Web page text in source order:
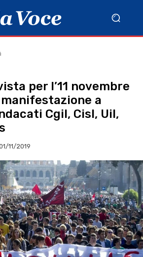
per l’11 novembre
a
Cgil, Cisl, Uil,
11/2019